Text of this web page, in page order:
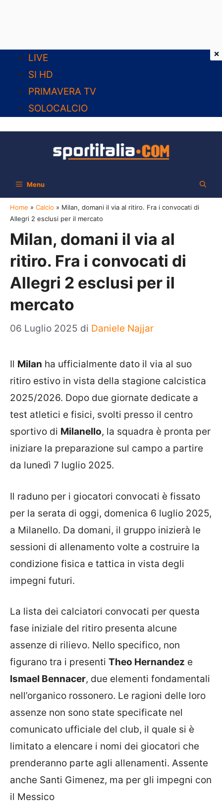
contenuto
LIVE
SI HD
PRIMAVERA TV
SOLOCALCIO
Menu
Home » Calcio » Milan, domani il via al ritiro. Fra i convocati di
Allegri 2 esclusi per il mercato
Milan, domani il via al
ritiro. Fra i convocati di
Allegri 2 esclusi per il
mercato
06 Luglio 2025 di Daniele Najjar
Il Milan ha ufficialmente dato il via al suo
ritiro estivo in vista della stagione calcistica
2025/2026. Dopo due giornate dedicate a
test atletici e fisici, svolti presso il centro
sportivo di Milanello, la squadra è pronta per
iniziare la preparazione sul campo a partire
da lunedì 7 luglio 2025.
Il raduno per i giocatori convocati è fissato
per la serata di oggi, domenica 6 luglio 2025,
a Milanello. Da domani, il gruppo inizierà le
sessioni di allenamento volte a costruire la
condizione fisica e tattica in vista degli
impegni futuri.
La lista dei calciatori convocati per questa
fase iniziale del ritiro presenta alcune
assenze di rilievo. Nello specifico, non
figurano tra i presenti Theo Hernandez e
Ismael Bennacer, due elementi fondamentali
nell’organico rossonero. Le ragioni delle loro
assenze non sono state specificate nel
comunicato ufficiale del club, il quale si è
limitato a elencare i nomi dei giocatori che
prenderanno parte agli allenamenti. Assente
anche Santi Gimenez, ma per gli impegni con
il Messico
×